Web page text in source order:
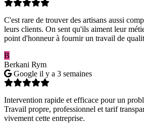
C'est rare de trouver des artisans aussi
leurs clients. On sent qu'ils aiment leur
point d'honneur à fournir un travail de
B
Berkani Rym
Google il y a 3 semaines
Intervention rapide et efficace pour un
Travail propre, professionnel et tarif
vivement cette entreprise.